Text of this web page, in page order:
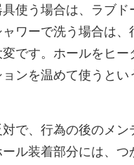
使う場合は、ラブ
ワーで洗う場合は
です。ホールをヒ
ンを温めて使うとい
で、行為の後のメン
ル装着部分には、